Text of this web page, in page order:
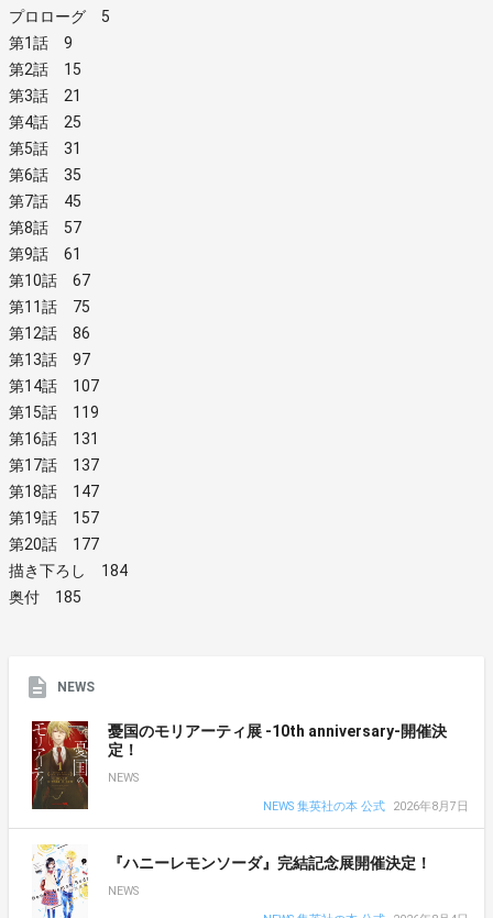
プロローグ 5
第1話 9
第2話 15
第3話 21
第4話 25
第5話 31
第6話 35
第7話 45
第8話 57
第9話 61
第10話 67
第11話 75
第12話 86
第13話 97
第14話 107
第15話 119
第16話 131
第17話 137
第18話 147
第19話 157
第20話 177
描き下ろし 184
奥付 185
NEWS
憂国のモリアーティ展 -10th anniversary-開催決
定！
NEWS
NEWS 集英社の本 公式
2026年8月7日
『ハニーレモンソーダ』完結記念展開催決定！
NEWS